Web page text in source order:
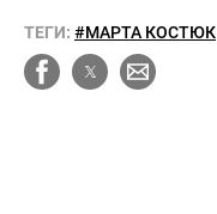
ТЕГИ: #МАРТА КОСТЮК